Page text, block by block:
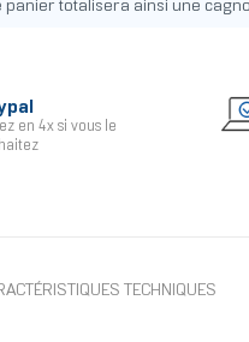
panier totalisera ainsi une
en 4x si vous le
TECHNIQUES